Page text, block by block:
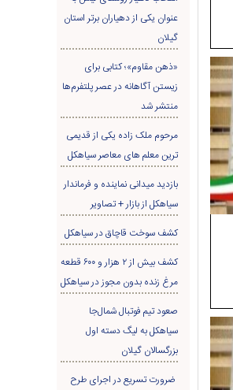
عنوان یکی از دهیاران برتر استان
گیلان
«ذهن مقاوم»؛ کتابی برای
زیستن آگاهانه در عصر پلتفرم‌ها
منتشر شد
مرحوم ملک زاده یکی از قدیمی
ترین معلم های معاصر سیاهکل
بازدید میدانی نماینده و فرماندار
سیاهکل از بازار + تصاویر
کشف سوخت قاچاق در سياهکل
کشف بیش از ۲ هزار و ۶۰۰ قطعه
مرغ زنده بدون مجوز در سیاهکل
صعود تیم فوتبال شمال‌جا‌
سیاهکل به لیگ دسته اول
بزرگسالان گیلان
ضرورت تسریع در اجرای طرح